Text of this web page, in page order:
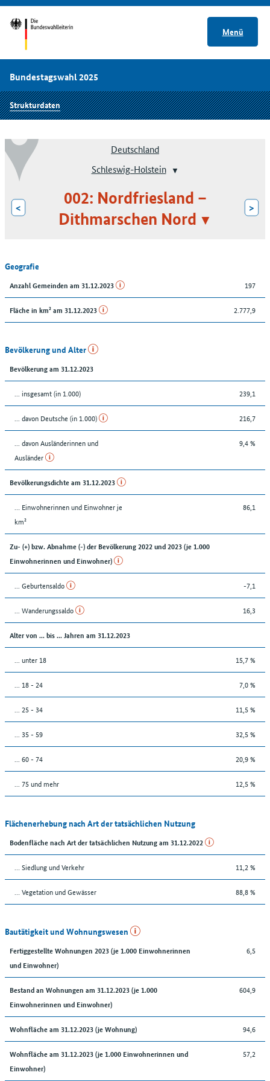
Menü
Bundestagswahl 2025
Strukturdaten
Deutschland
Schleswig-Holstein
<
002: Nordfriesland –
Dithmarschen Nord
>
Geografie
Anzahl Gemeinden am 31.12.2023 197
Fläche in km² am 31.12.2023 2.777,9
Bevölkerung und Alter
Bevölkerung am 31.12.2023
... insgesamt (in 1.000) 239,1
... davon Deutsche (in 1.000) 216,7
... davon Ausländerinnen und
Ausländer
9,4 %
Bevölkerungsdichte am 31.12.2023
… Einwohnerinnen und Einwohner je
km²
86,1
Zu- (+) bzw. Abnahme (-) der Bevölkerung 2022 und 2023 (je 1.000
Einwohnerinnen und Einwohner)
... Geburtensaldo -7,1
... Wanderungssaldo 16,3
Alter von ... bis ... Jahren am 31.12.2023
... unter 18 15,7 %
... 18 - 24 7,0 %
... 25 - 34 11,5 %
... 35 - 59 32,5 %
... 60 - 74 20,9 %
... 75 und mehr 12,5 %
Flächenerhebung nach Art der tatsächlichen Nutzung
Bodenfläche nach Art der tatsächlichen Nutzung am 31.12.2022
… Siedlung und Verkehr 11,2 %
… Vegetation und Gewässer 88,8 %
Bautätigkeit und Wohnungswesen
Fertiggestellte Wohnungen 2023 (je 1.000 Einwohnerinnen
und Einwohner)
6,5
Bestand an Wohnungen am 31.12.2023 (je 1.000
Einwohnerinnen und Einwohner)
604,9
Wohnfläche am 31.12.2023 (je Wohnung) 94,6
Wohnfläche am 31.12.2023 (je 1.000 Einwohnerinnen und
Einwohner)
57,2